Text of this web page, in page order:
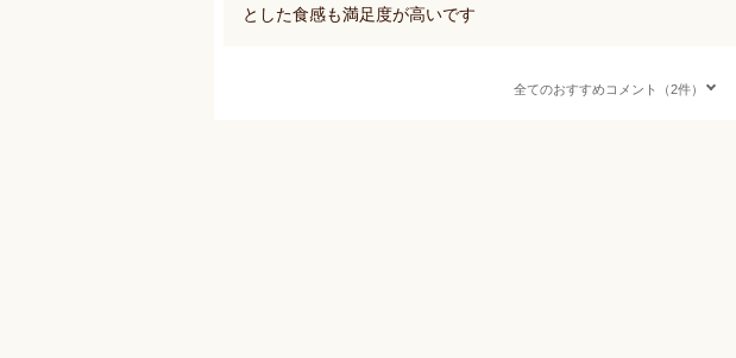
とした食感も満足度が高いです
全てのおすすめコメント（2件）